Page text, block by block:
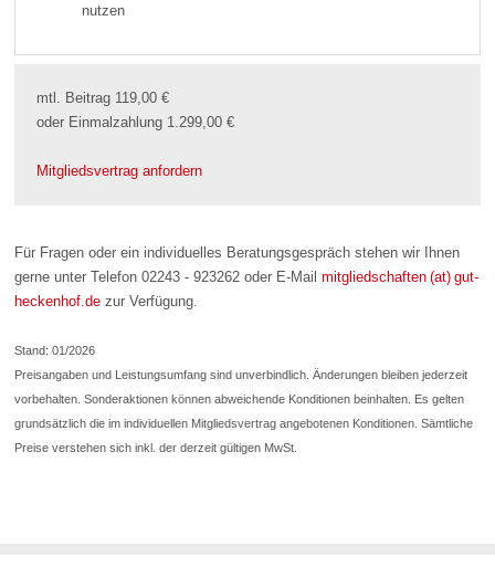
nutzen
mtl. Beitrag 119,00 €
oder Einmalzahlung 1.299,00 €
Mitgliedsvertrag anfordern
Für Fragen oder ein individuelles Beratungsgespräch stehen wir Ihnen
gerne unter Telefon 02243 - 923262 oder E-Mailmitgliedschaften (at) gut-
heckenhof.de zur Verfügung.
Stand: 01/2026
Preisangaben und Leistungsumfang sind unverbindlich. Änderungen bleiben jederzeit
vorbehalten. Sonderaktionen können abweichende Konditionen beinhalten. Es gelten
grundsätzlich die im individuellen Mitgliedsvertrag angebotenen Konditionen. Sämtliche
Preise verstehen sich inkl. der derzeit gültigen MwSt.